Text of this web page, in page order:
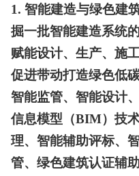
1. 智能建造与绿色建
掘一批智能建造系统
赋能设计、生产、施
促进带动打造绿色低
智能监管、智能设计
信息模型（BIM）技
理、智能辅助评标、
管、绿色建筑认证辅